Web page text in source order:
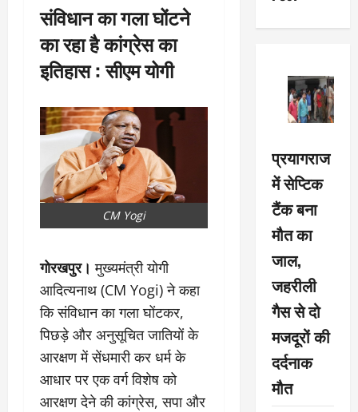
संविधान का गला घोंटने
का रहा है कांग्रेस का
इतिहास : सीएम योगी
CM Yogi
गोरखपुर। मुख्यमंत्री योगी
आदित्यनाथ (CM Yogi) ने कहा
कि संविधान का गला घोंटकर,
पिछड़े और अनुसूचित जातियों के
आरक्षण में सेंधमारी कर धर्म के
आधार पर एक वर्ग विशेष को
आरक्षण देने की कांग्रेस, सपा और
प्रयागराज
में सेप्टिक
टैंक बना
मौत का
जाल,
जहरीली
गैस से दो
मजदूरों की
दर्दनाक
मौत